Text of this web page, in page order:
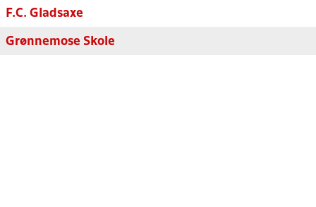
F.C. Gladsaxe
Grønnemose Skole